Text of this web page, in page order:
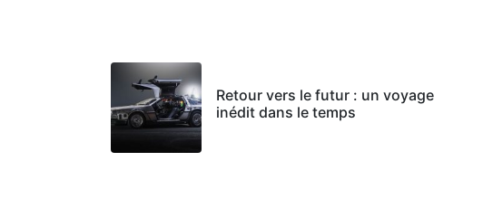
Retour vers le futur : un voyage
inédit dans le temps